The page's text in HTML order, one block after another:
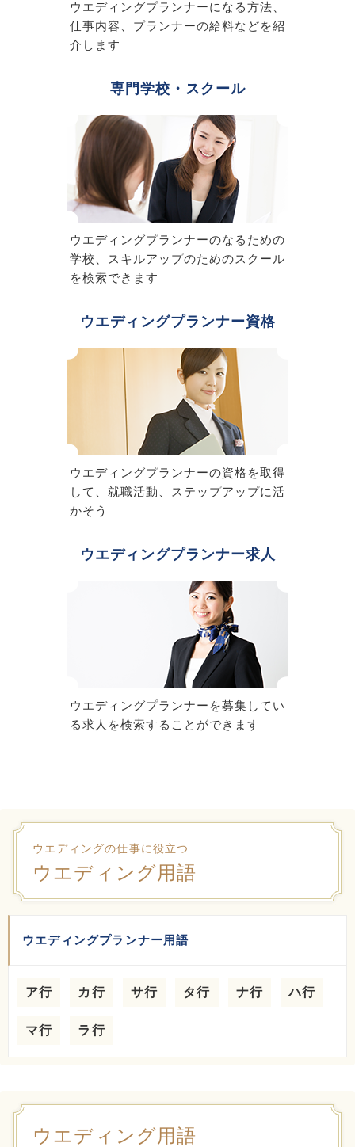
ウエディングプランナーになる方法、
仕事内容、プランナーの給料などを紹
介します
専門学校・スクール
ウエディングプランナーのなるための
学校、スキルアップのためのスクール
を検索できます
ウエディングプランナー資格
ウエディングプランナーの資格を取得
して、就職活動、ステップアップに活
かそう
ウエディングプランナー求人
ウエディングプランナーを募集してい
る求人を検索することができます
ウエディングの仕事に役立つ
ウエディング用語
ウエディングプランナー用語
ア行 カ行 サ行 タ行 ナ行 ハ行
マ行 ラ行
ウエディング用語